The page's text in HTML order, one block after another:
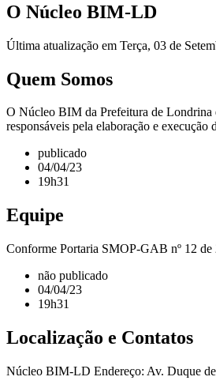
O Núcleo BIM-LD
Última atualização em Terça, 03 de
Quem Somos
O Núcleo BIM da Prefeitura de
responsáveis pela elaboração e
publicado
04/04/23
19h31
Equipe
Conforme Portaria SMOP-GAB nº 12
não publicado
04/04/23
19h31
Localização e Contatos
Núcleo BIM-LD Endereço: Av. Duque